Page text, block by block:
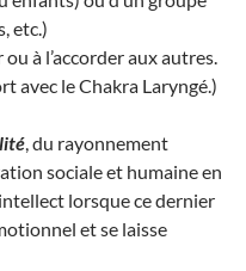
etc.)
à l’accorder aux autres.
avec le Chakra Laryngé.)
, du rayonnement
sociale et humaine en
lorsque ce dernier
et se laisse